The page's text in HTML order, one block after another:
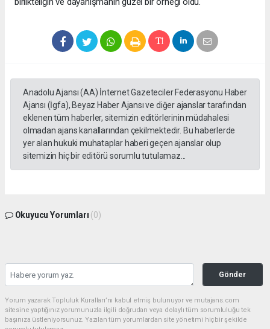
Anadolu Ajansı (AA) İnternet Gazeteciler Federasyonu Haber
Ajansı (İgfa), Beyaz Haber Ajansı ve diğer ajanslar tarafından
eklenen tüm haberler, sitemizin editörlerinin müdahalesi
olmadan ajans kanallarından çekilmektedir. Bu haberlerde
yer alan hukuki muhataplar haberi geçen ajanslar olup
sitemizin hiç bir editörü sorumlu tutulamaz...
Okuyucu Yorumları (0)
Gönder
Yorum yazarak Topluluk Kuralları’nı kabul etmiş bulunuyor ve mutajans.com
sitesine yaptığınız yorumunuzla ilgili doğrudan veya dolaylı tüm sorumluluğu tek
başınıza üstleniyorsunuz. Yazılan tüm yorumlardan site yönetimi hiçbir şekilde